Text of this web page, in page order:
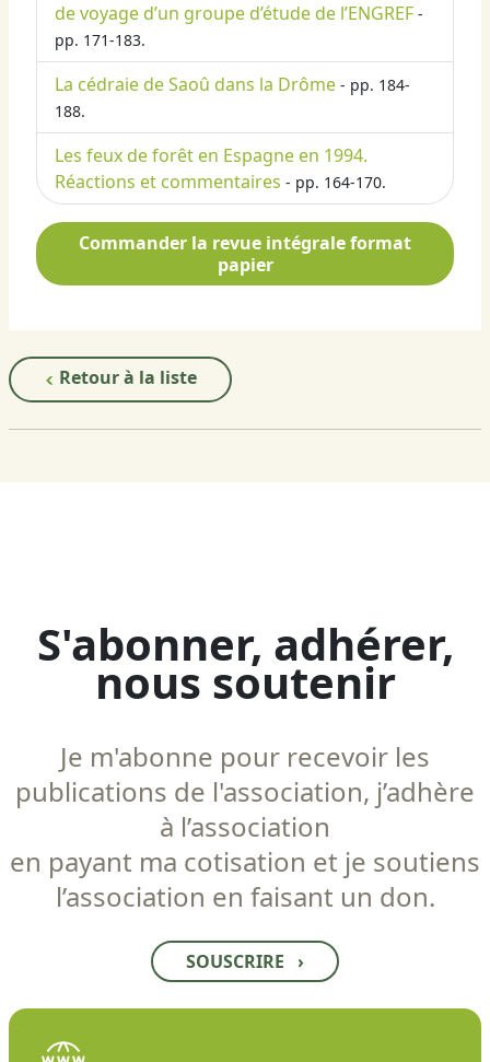
de voyage d’un groupe d’étude de l’ENGREF -
pp. 171-183.
La cédraie de Saoû dans la Drôme - pp. 184-
188.
Les feux de forêt en Espagne en 1994.
Réactions et commentaires - pp. 164-170.
Commander la revue intégrale format
papier
Retour à la liste
S'abonner, adhérer,
nous soutenir
Je m'abonne pour recevoir les
publications de l'association, j’adhère
à l’association
en payant ma cotisation et je soutiens
l’association en faisant un don.
SOUSCRIRE ›